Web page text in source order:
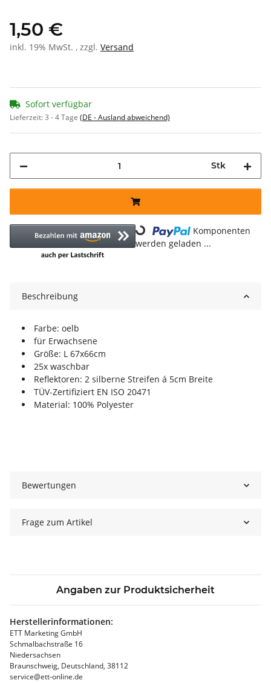
1,50 €
inkl. 19% MwSt. , zzgl. Versand
Sofort verfügbar
Lieferzeit:3 - 4 Tage (DE - Ausland abweichend)
Stk
Loading...
Komponenten
werden geladen ...
Beschreibung
Farbe: oelb
für Erwachsene
Größe: L 67x66cm
25x waschbar
Reflektoren: 2 silberne Streifen á 5cm Breite
TÜV-Zertifiziert EN ISO 20471
Material: 100% Polyester
Bewertungen
Frage zum Artikel
Angaben zur Produktsicherheit
Herstellerinformationen:
ETT Marketing GmbH
Schmalbachstraße 16
Niedersachsen
Braunschweig, Deutschland, 38112
service@ett-online.de